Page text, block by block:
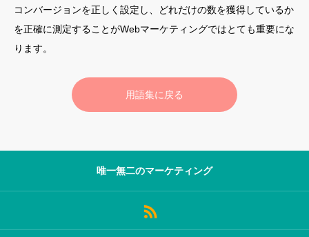
コンバージョンを正しく設定し、どれだけの数を獲得しているか
を正確に測定することがWebマーケティングではとても重要にな
ります。
用語集に戻る
唯一無二のマーケティング
よくあるご質問
プライバシーポリシー
マーケティング用語集
LINE公式
ホーム